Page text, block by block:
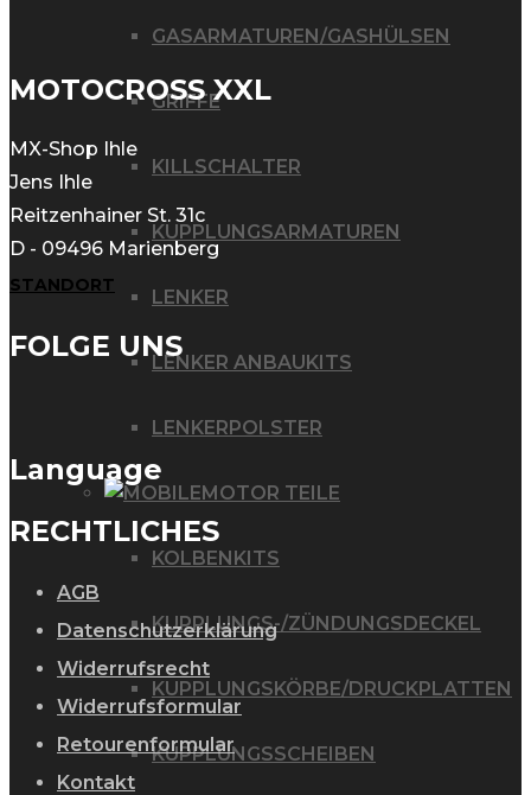
GASARMATUREN/GASHÜLSEN
GRIFFE
KILLSCHALTER
KUPPLUNGSARMATUREN
LENKER
LENKER ANBAUKITS
LENKERPOLSTER
MOTOR TEILE
KOLBENKITS
KUPPLUNGS-/ZÜNDUNGSDECKEL
KUPPLUNGSKÖRBE/DRUCKPLATTEN
KUPPLUNGSSCHEIBEN
weist
Varianten
Die
Produktseite
MOTOCROSS XXL
MX-Shop Ihle
Jens Ihle
Reitzenhainer St. 31c
D - 09496 Marienberg
STANDORT
FOLGE UNS
Language
RECHTLICHES
AGB
Datenschutzerklärung
Widerrufsrecht
Widerrufsformular
Retourenformular
Kontakt